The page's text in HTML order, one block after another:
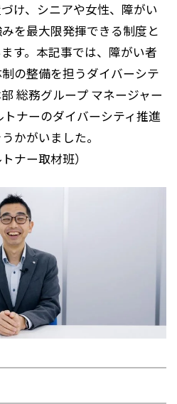
け、シニアや女性、障がい
を最大限発揮できる制度と
す。本記事では、障がい者
の整備を担うダイバーシテ
総務グループ マネージャー
ナーのダイバーシティ推進
かがいました。
ナー取材班）